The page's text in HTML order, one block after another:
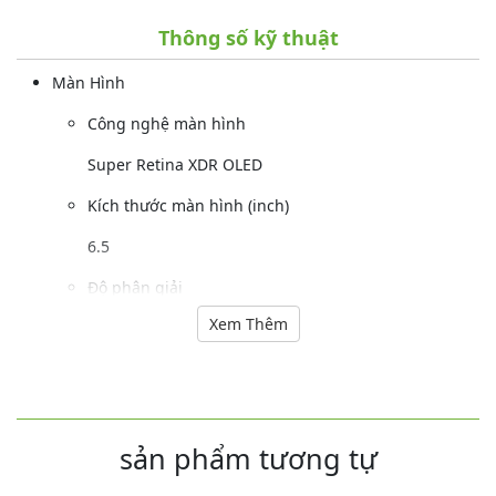
Thông số kỹ thuật
Màn Hình
Công nghệ màn hình
Super Retina XDR OLED
Kích thước màn hình (inch)
6.5
Độ phân giải
1242 x 2688 pixels
Camera Sau
Xem Thêm
sản phẩm tương tự